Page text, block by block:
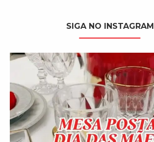
SIGA NO INSTAGRAM